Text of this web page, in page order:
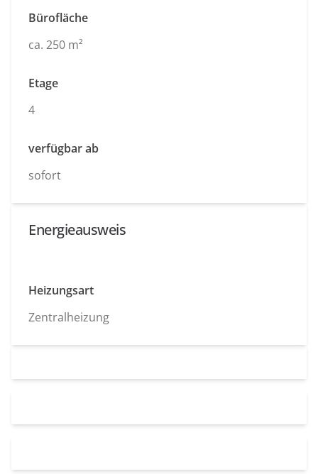
Bürofläche
ca. 250 m²
Etage
4
verfügbar ab
sofort
Energieausweis
Heizungsart
Zentralheizung